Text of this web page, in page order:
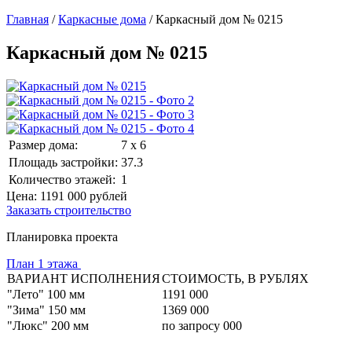
Главная /Каркасные дома /Каркасный дом № 0215
Каркасный дом № 0215
Размер дома:
7 x 6
Площадь застройки: 37.3
Количество этажей: 1
Цена: 1191 000 рублей
Заказать строительство
Планировка проекта
План 1 этажа
ВАРИАНТ ИСПОЛНЕНИЯСТОИМОСТЬ, В РУБЛЯХ
"Лето" 100 мм
1191 000
"Зима" 150 мм
1369 000
"Люкс" 200 мм
по запросу 000